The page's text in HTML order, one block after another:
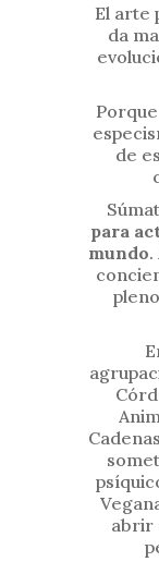
El arte
da
de
para
mundo.
abrir